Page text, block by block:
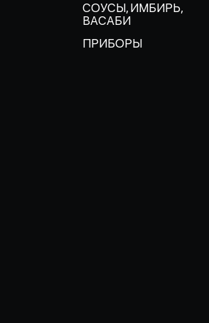
СОУСЫ, ИМБИРЬ,
ВАСАБИ
ПРИБОРЫ